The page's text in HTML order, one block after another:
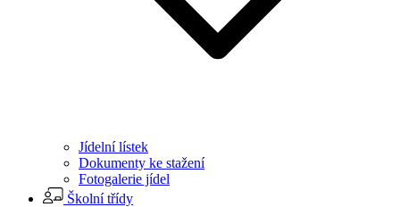
Jídelní lístek
Dokumenty ke stažení
Fotogalerie jídel
Školní třídy